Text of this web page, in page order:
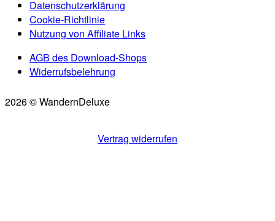
Datenschutzerklärung
Cookie-Richtlinie
Nutzung von Affiliate Links
AGB des Download-Shops
Widerrufsbelehrung
2026 © WandernDeluxe
Vertrag widerrufen